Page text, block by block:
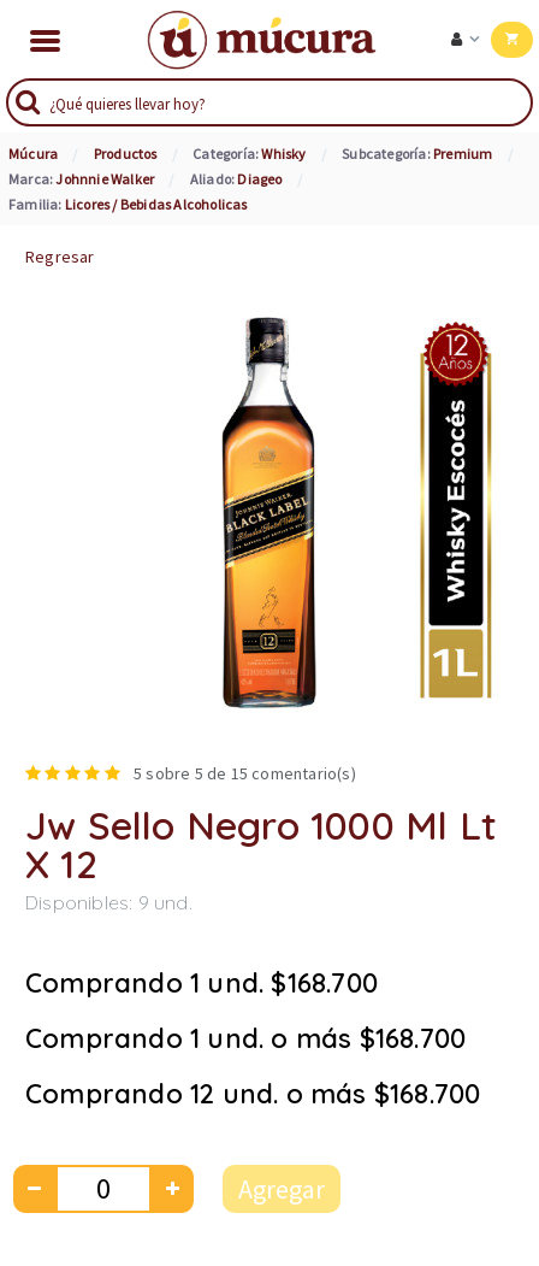
Múcura Productos Categoría:Whisky Subcategoría: Premium
Marca:Johnnie Walker Aliado: Diageo
Familia: Licores / Bebidas Alcoholicas
Regresar
5 sobre 5 de 15 comentario(s)
Jw Sello Negro 1000 Ml Lt
X 12
Disponibles: 9 und.
Comprando 1 und. $168.700
Comprando 1 und. o más $168.700
Comprando 12 und. o más $168.700
Agregar